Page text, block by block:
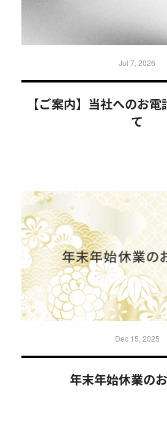
Jul 7, 2026
【ご案内】当社へのお
て
Dec 15, 2025
年末年始休業の